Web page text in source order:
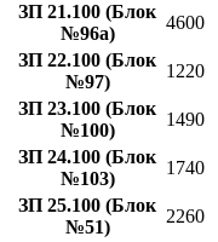
ЗП 21.100 (Блок
№96а)
4600
ЗП 22.100 (Блок
№97)
1220
ЗП 23.100 (Блок
№100)
1490
ЗП 24.100 (Блок
№103)
1740
ЗП 25.100 (Блок
№51)
2260